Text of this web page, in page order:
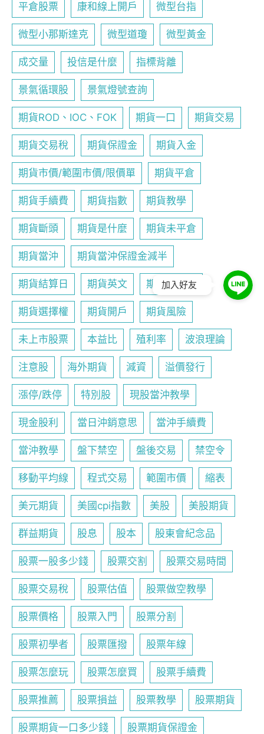
平倉股票 康和線上開戶 微型台指
微型小那斯達克 微型道瓊 微型黃金
成交量 投信是什麼 指標背離
景氣循環股 景氣燈號查詢
期貨ROD、IOC、FOK 期貨一口 期貨交易
期貨交易稅 期貨保證金 期貨入金
期貨市價/範圍市價/限價單 期貨平倉
期貨手續費 期貨指數 期貨教學
期貨斷頭 期貨是什麼 期貨未平倉
期貨當沖 期貨當沖保證金減半
期貨結算日 期貨英文 期貨行事曆
期貨選擇權 期貨開戶 期貨風險
未上市股票 本益比 殖利率 波浪理論
注意股 海外期貨 減資 溢價發行
漲停/跌停 特別股 現股當沖教學
現金股利 當日沖銷意思 當沖手續費
當沖教學 盤下禁空 盤後交易 禁空令
移動平均線 程式交易 範圍市價 縮表
美元期貨 美國cpi指數 美股 美股期貨
群益期貨 股息 股本 股東會紀念品
股票一股多少錢 股票交割 股票交易時間
股票交易稅 股票估值 股票做空教學
股票價格 股票入門 股票分割
股票初學者 股票匯撥 股票年線
股票怎麼玩 股票怎麼買 股票手續費
股票推薦 股票損益 股票教學 股票期貨
股票期貨一口多少錢 股票期貨保證金
加入好友